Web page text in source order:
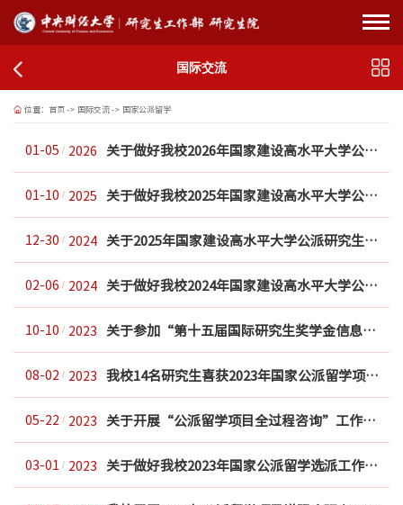
国际交流
位置： 首页-> 国际交流-> 国家公派留学
01-05 2026 关于做好我校2026年国家建设高水平大学公派研究生项目选派工作的通知
01-10 2025 关于做好我校2025年国家建设高水平大学公派研究生项目选派工作的通知
12-30 2024 关于2025年国家建设高水平大学公派研究生项目校内选拔推荐工作的预通知
02-06 2024 关于做好我校2024年国家建设高水平大学公派研究生项目选派工作的通知
10-10 2023 关于参加“第十五届国际研究生奖学金信息说明会”的通知
08-02 2023 我校14名研究生喜获2023年国家公派留学项目资助
05-22 2023 关于开展“公派留学项目全过程咨询”工作坊的通知
03-01 2023 关于做好我校2023年国家公派留学选派工作的通知